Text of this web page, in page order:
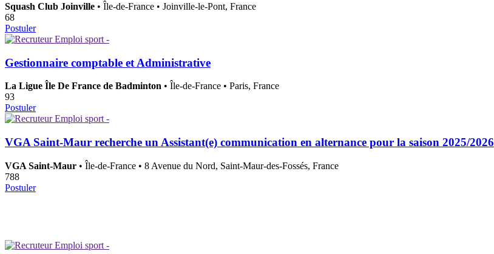
Squash Club Joinville • Île-de-France • Joinville-le-Pont, France
68
Postuler
Gestionnaire comptable et Administrative
La Ligue Île De France de Badminton • Île-de-France • Paris, France
93
Postuler
VGA Saint-Maur recherche un Assistant(e) communication en alternance pour la saison 2025/2026
VGA Saint-Maur • Île-de-France • 8 Avenue du Nord, Saint-Maur-des-Fossés, France
788
Postuler